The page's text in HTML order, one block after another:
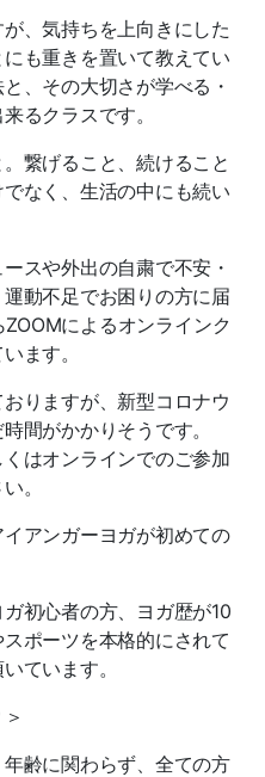
、気持ちを上向きにした
も重きを置いて教えてい
、その大切さが学べる・
るクラスです。
繋げること、続けること
なく、生活の中にも続い
スや外出の自粛で不安・
動不足でお困りの方に届
によるオンラインク
ます。
りますが、新型コロナウ
間がかかりそうです。
はオンラインでのご参加
。
アンガーヨガが初めての
初心者の方、ヨガ歴が10
ポーツを本格的にされて
ています。
齢に関わらず、全ての方